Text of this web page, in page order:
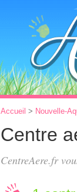
Accueil > Nouvelle-
Centre
CentreAere.fr